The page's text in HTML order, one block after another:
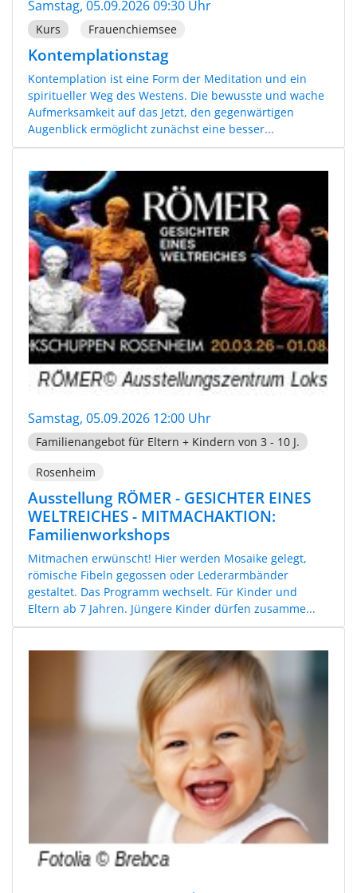
Samstag, 05.09.2026 09:30 Uhr
Kurs Frauenchiemsee
Kontemplationstag
Kontemplation ist eine Form der Meditation und ein
spiritueller Weg des Westens. Die bewusste und wache
Aufmerksamkeit auf das Jetzt, den gegenwärtigen
Augenblick ermöglicht zunächst eine besser...
Samstag, 05.09.2026 12:00 Uhr
Familienangebot für Eltern + Kindern von 3 - 10 J.
Rosenheim
Ausstellung RÖMER - GESICHTER EINES
WELTREICHES - MITMACHAKTION:
Familienworkshops
Mitmachen erwünscht! Hier werden Mosaike gelegt,
römische Fibeln gegossen oder Lederarmbänder
gestaltet. Das Programm wechselt. Für Kinder und
Eltern ab 7 Jahren. Jüngere Kinder dürfen zusamme...